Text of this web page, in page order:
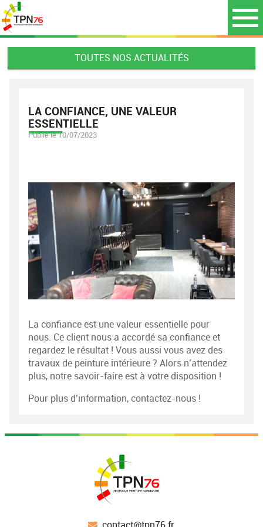
TOUTES NOS ACTUALITÉS
LA CONFIANCE, UNE VALEUR
ESSENTIELLE
Publié le 10/07/2023
La confiance est une valeur essentielle pour
nous. Ce client nous a accordé sa confiance et
regardez le résultat ! Vous aussi vous avez des
travaux de peinture intérieure ? Alors n’attendez
plus, notre savoir-faire est à votre disposition !
Pour plus d’information, contactez-nous !